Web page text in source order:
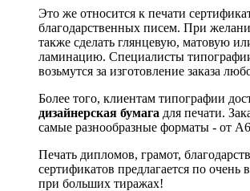
Это же относится к печати
благодарственных писем. При
также сделать глянцевую, матовую
ламинацию. Специалисты
возьмутся за изготовление заказа
Более того, клиентам типографии
дизайнерская бумага для печати.
самые разнообразные форматы - от
Печать дипломов, грамот,
сертификатов предлагается по
при больших тиражах!